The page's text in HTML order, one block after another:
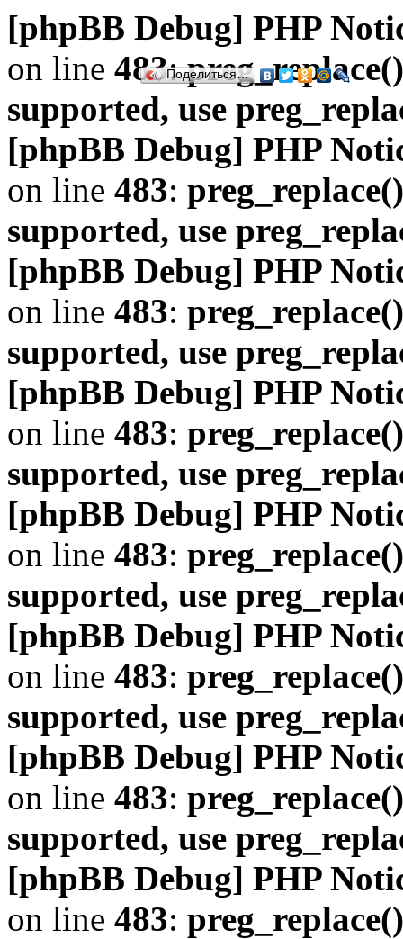
[phpBB Debug] PHP
on line 483:
supported, use
[phpBB Debug] PHP
on line 483:
supported, use
[phpBB Debug] PHP
on line 483:
supported, use
[phpBB Debug] PHP
on line 483:
supported, use
[phpBB Debug] PHP
on line 483:
supported, use
[phpBB Debug] PHP
on line 483:
supported, use
[phpBB Debug] PHP
on line 483:
supported, use
[phpBB Debug] PHP
on line 483:
Поделиться…